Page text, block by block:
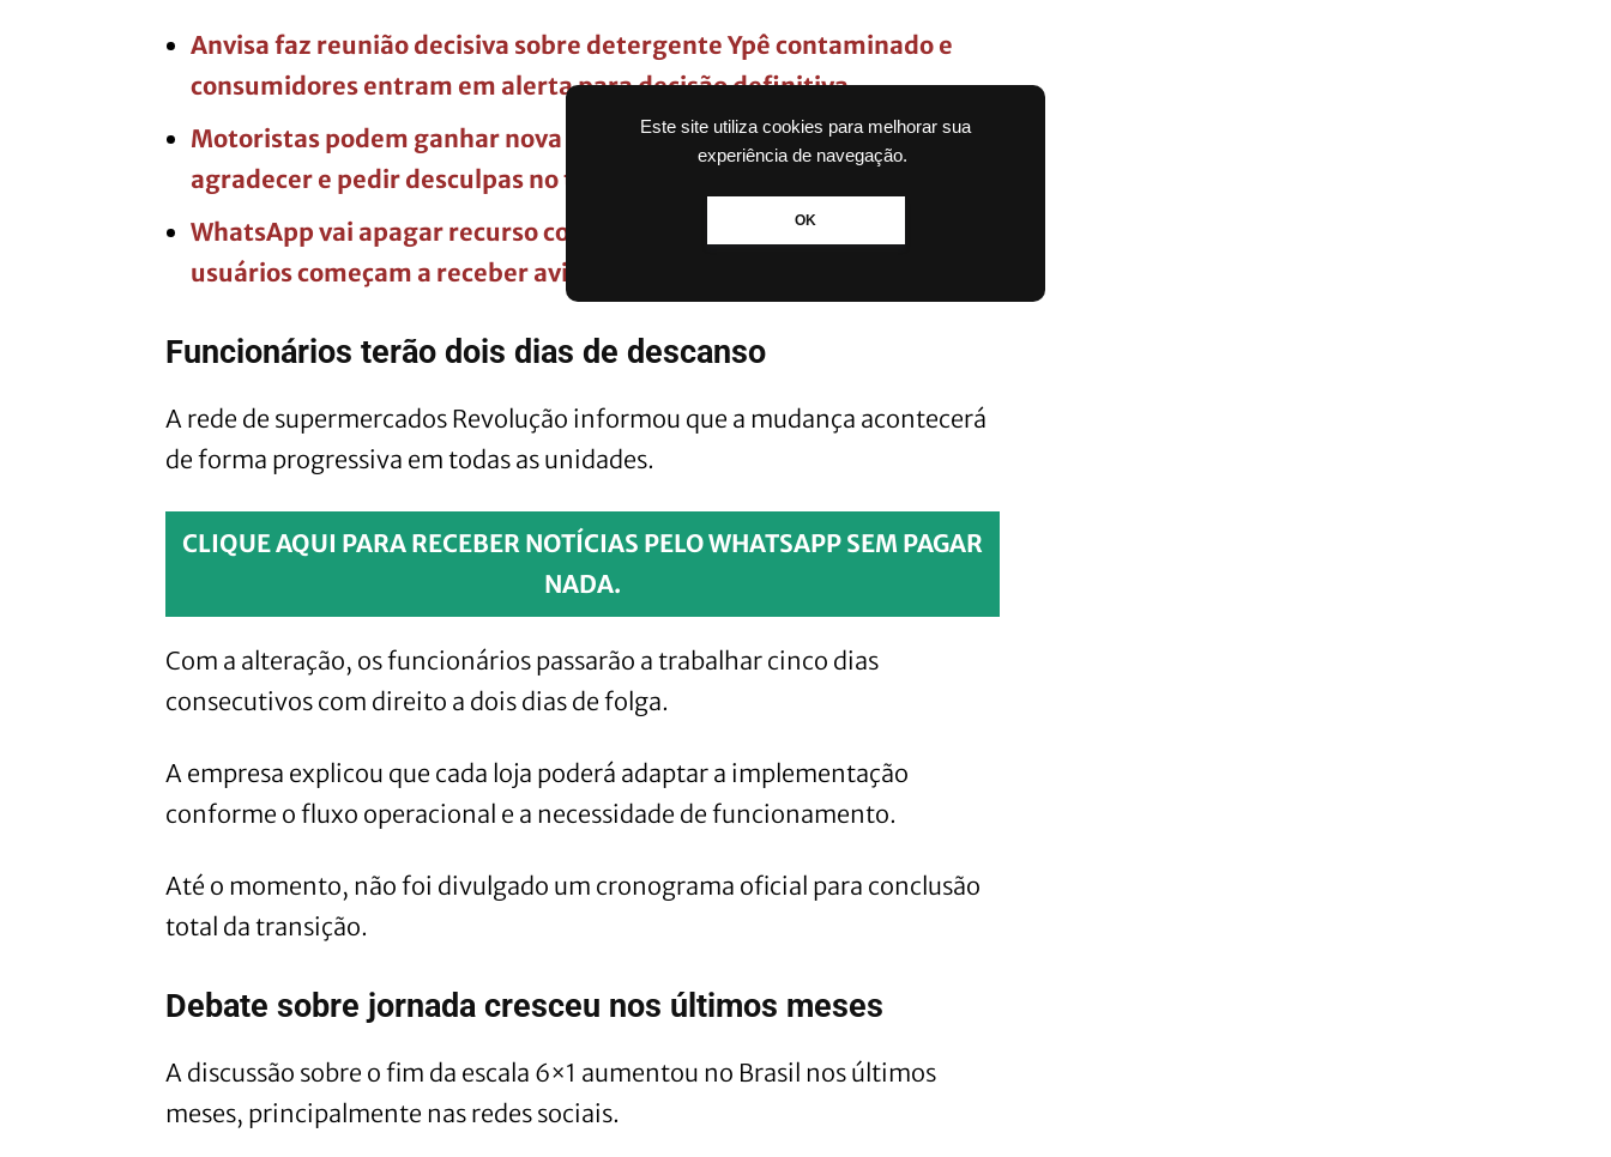
Este site utiliza cookies para melhorar sua
experiência de navegação.
OK
Anvisa faz reunião decisiva sobre detergente Ypê contaminado e
consumidores entram em alerta para decisão definitiva
Motoristas podem ganhar nova “luz secreta” nos carros para
agradecer e pedir desculpas no trânsito
WhatsApp vai apagar recurso conhecido por milhões de brasileiros e
usuários começam a receber aviso no celular
Funcionários terão dois dias de descanso
A rede de supermercados Revolução informou que a mudança acontecerá
de forma progressiva em todas as unidades.
CLIQUE AQUI PARA RECEBER NOTÍCIAS PELO WHATSAPP SEM PAGAR
NADA.
Com a alteração, os funcionários passarão a trabalhar cinco dias
consecutivos com direito a dois dias de folga.
A empresa explicou que cada loja poderá adaptar a implementação
conforme o fluxo operacional e a necessidade de funcionamento.
Até o momento, não foi divulgado um cronograma oficial para conclusão
total da transição.
Debate sobre jornada cresceu nos últimos meses
A discussão sobre o fim da escala 6×1 aumentou no Brasil nos últimos
meses, principalmente nas redes sociais.